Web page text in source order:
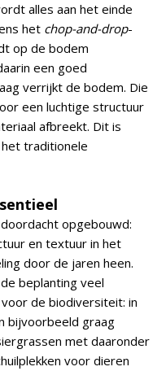
alles aan het einde
het chop-and-drop-
op de bodem
een goed
verrijkt de bodem. Die
een luchtige structuur
afbreekt. Dit is
traditionele
opgebouwd:
en textuur in het
door de jaren heen.
beplanting veel
de biodiversiteit: in
bijvoorbeeld graag
met daaronder
voor dieren